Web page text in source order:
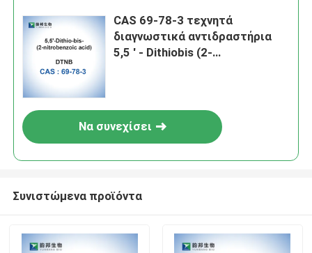
CAS 69-78-3 τεχνητά
διαγνωστικά αντιδραστήρια
5,5 ′ - Dithiobis (2-
Να συνεχίσει
Συνιστώμενα προϊόντα